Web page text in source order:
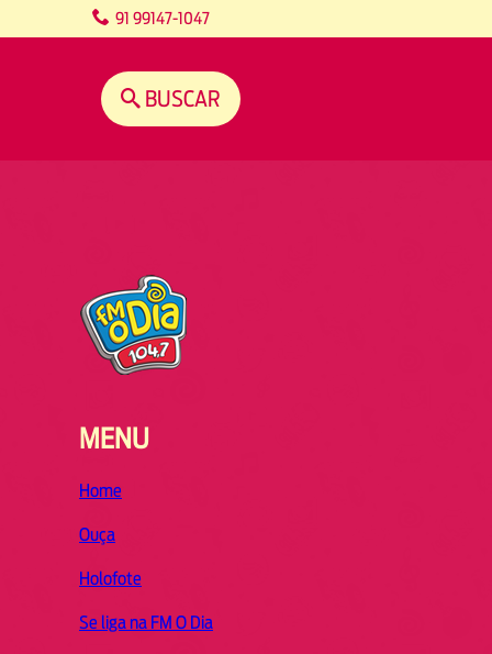
91 99147-1047
BUSCAR
MENU
Home
Ouça
Holofote
Se liga na FM O Dia